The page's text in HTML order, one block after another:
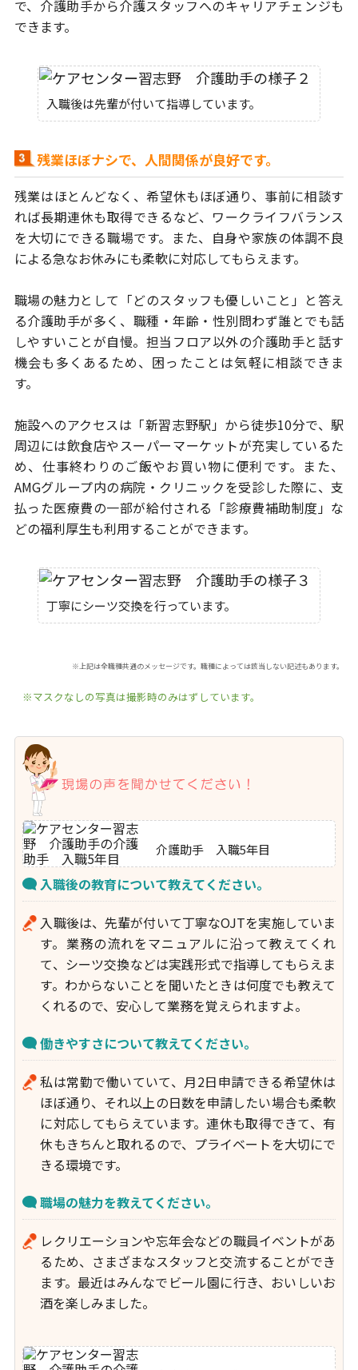
で、 介護助手から介護スタッフへのキャリアチェンジも
できます。
入職後は先輩が付いて指導しています。
残業ほぼナシで、人間関係が良好です。
残業はほとんどなく、希望休もほぼ通り、事前に相談す
れば長期連休も取得できるなど、ワークライフバランス
を大切にできる職場です。 また、自身や家族の体調不良
による急なお休みにも柔軟に対応してもらえます。
職場の魅力として「どのスタッフも優しいこと」と答え
る介護助手が多く、 職種・年齢・性別問わず誰とでも話
しやすいことが自慢。担当フロア以外の介護助手と話す
機会も多くあるため、困ったことは気軽に相談できま
す。
施設へのアクセスは「新習志野駅」から徒歩10分で、駅
周辺には飲食店やスーパーマーケットが充実しているた
め、仕事終わりのご飯やお買い物に便利です。 また、
AMGグループ内の病院・クリニックを受診した際に、支
払った医療費の一部が給付される「診療費補助制度」な
どの福利厚生も利用することができます。
丁寧にシーツ交換を行っています。
※上記は全職種共通のメッセージです。職種によっては該当しない記述もあります。
※マスクなしの写真は撮影時のみはずしています。
介護助手 入職5年目
入職後の教育について教えてください。
入職後は、先輩が付いて丁寧なOJTを実施していま
す。業務の流れをマニュアルに沿って教えてくれ
て、シーツ交換などは実践形式で指導してもらえま
す。わからないことを聞いたときは何度でも教えて
くれるので、安心して業務を覚えられますよ。
働きやすさについて教えてください。
私は常勤で働いていて、月2日申請できる希望休は
ほぼ通り、それ以上の日数を申請したい場合も柔軟
に対応してもらえています。連休も取得できて、有
休もきちんと取れるので、プライベートを大切にで
きる環境です。
職場の魅力を教えてください。
レクリエーションや忘年会などの職員イベントがあ
るため、さまざまなスタッフと交流することができ
ます。最近はみんなでビール園に行き、おいしいお
酒を楽しみました。